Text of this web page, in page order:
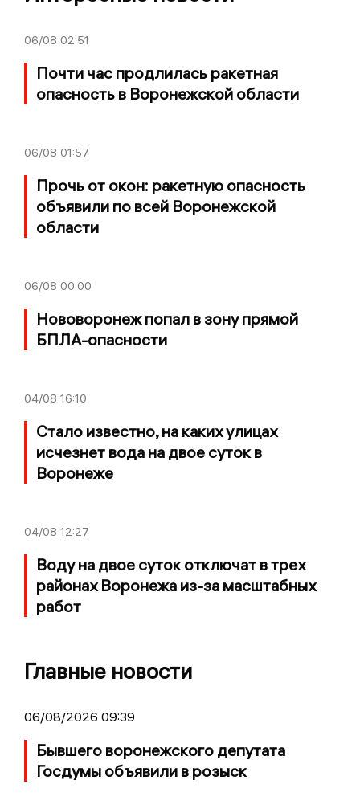
06/08 02:51
Почти час продлилась ракетная
опасность в Воронежской области
06/08 01:57
Прочь от окон: ракетную опасность
объявили по всей Воронежской
области
06/08 00:00
Нововоронеж попал в зону прямой
БПЛА-опасности
04/08 16:10
Стало известно, на каких улицах
исчезнет вода на двое суток в
Воронеже
04/08 12:27
Воду на двое суток отключат в трех
районах Воронежа из-за масштабных
работ
Главные новости
06/08/2026 09:39
Бывшего воронежского депутата
Госдумы объявили в розыск